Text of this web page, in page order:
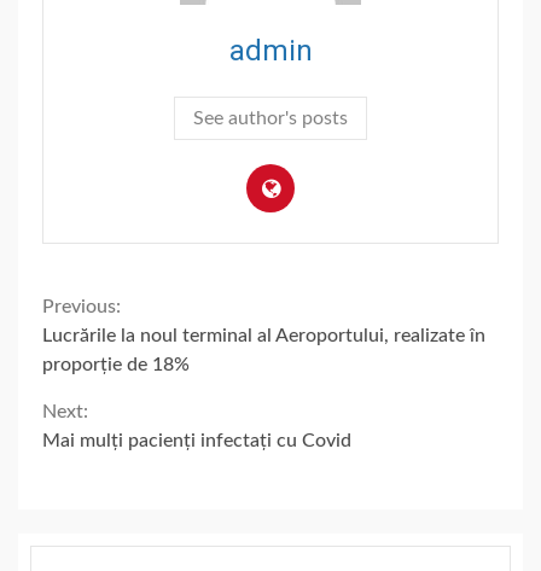
admin
See author's posts
Continue
Reading
Previous:
Lucrările la noul terminal al Aeroportului, realizate în
proporție de 18%
Next:
Mai mulți pacienți infectați cu Covid